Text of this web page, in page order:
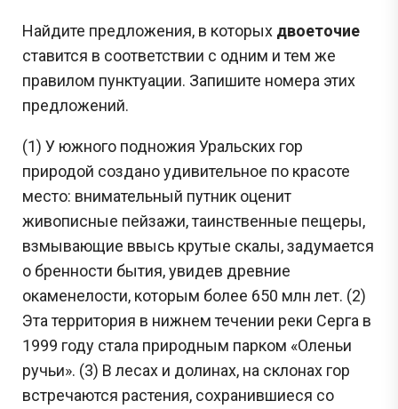
Найдите предложения, в которых двоеточие
ставится в соответствии с одним и тем же
правилом пунктуации. Запишите номера этих
предложений.
(1) У южного подножия Уральских гор
природой создано удивительное по красоте
место: внимательный путник оценит
живописные пейзажи, таинственные пещеры,
взмывающие ввысь крутые скалы, задумается
о бренности бытия, увидев древние
окаменелости, которым более 650 млн лет. (2)
Эта территория в нижнем течении реки Серга в
1999 году стала природным парком «Оленьи
ручьи». (3) В лесах и долинах, на склонах гор
встречаются растения, сохранившиеся со